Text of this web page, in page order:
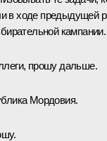
в ходе предыдущей
кампании.
прошу дальше.
Мордовия.